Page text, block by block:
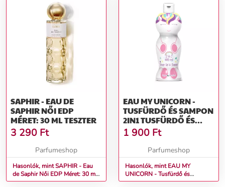
SAPHIR - EAU DE
SAPHIR NŐI EDP
MÉRET: 30 ML TESZTER
3 290 Ft
Parfumeshop
Hasonlók, mint SAPHIR - Eau
de Saphir Női EDP Méret: 30 ml
teszter
EAU MY UNICORN -
TUSFÜRDŐ ÉS SAMPON
2IN1 TUSFÜRDŐ ÉS
SAMPON 2IN1- 400 ML
1 900 Ft
Parfumeshop
Hasonlók, mint EAU MY
UNICORN - Tusfürdő és
sampon 2in1 Tusfürdő és